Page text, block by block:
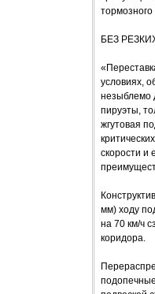
БЕЗ
условиях,
незыблемо
пируэты,
жгутовая
скорости и
мм) ходу
на 70 км/ч
коридора.